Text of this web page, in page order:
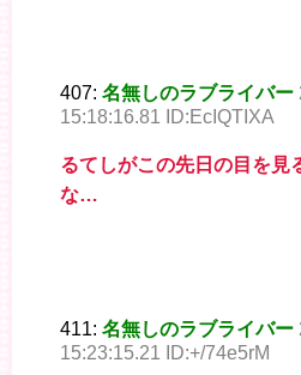
407: 名無しのラブライバー
15:18:16.81 ID:EcIQTIXA
るてしがこの先日の目を見
な…
411: 名無しのラブライバー
15:23:15.21 ID:+/74e5rM